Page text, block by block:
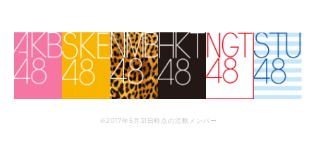
※2017年5月31日時点の活動メンバー